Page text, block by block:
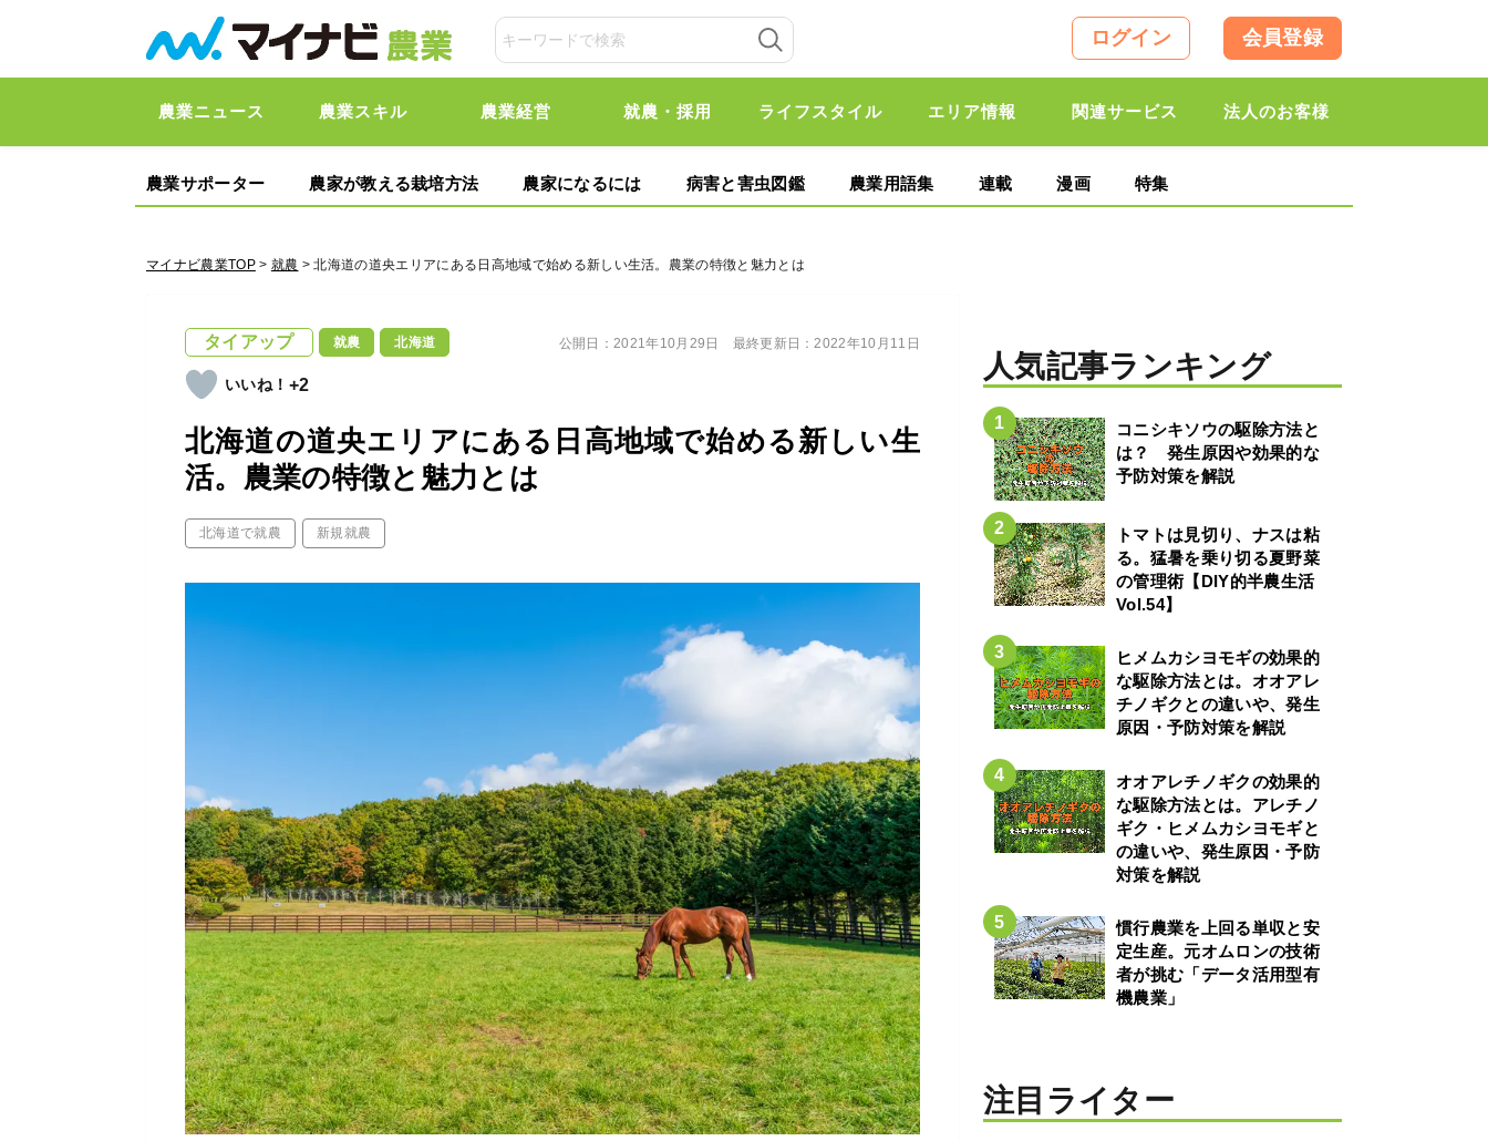
ログイン 会員登録
農業ニュース 農業スキル 農業経営 就農・採用 ライフスタイル エリア情報 関連サービス 法人のお客様
農業サポーター 農家が教える栽培方法 農家になるには 病害と害虫図鑑 農業用語集 連載 漫画 特集
マイナビ農業TOP> 就農 > 北海道の道央エリアにある日高地域で始める新しい生活。農業の特徴と魅力とは
タイアップ 就農 北海道
+2
北海道の道央エリアにある日高地域で始める新しい生
活。農業の特徴と魅力とは
北海道で就農 新規就農
公開日：2021年10月29日 最終更新日：2022年10月11日
人気記事ランキング
コニシキソウの駆除方法と
は？ 発生原因や効果的な
予防対策を解説
トマトは見切り、ナスは粘
る。猛暑を乗り切る夏野菜
の管理術【DIY的半農生活
Vol.54】
ヒメムカシヨモギの効果的
な駆除方法とは。オオアレ
チノギクとの違いや、発生
原因・予防対策を解説
オオアレチノギクの効果的
な駆除方法とは。アレチノ
ギク・ヒメムカシヨモギと
の違いや、発生原因・予防
対策を解説
慣行農業を上回る単収と安
定生産。元オムロンの技術
者が挑む「データ活用型有
機農業」
注目ライター